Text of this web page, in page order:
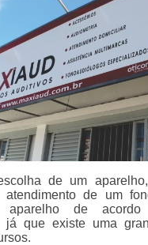
de um
de um
aparelho de
já que existe uma